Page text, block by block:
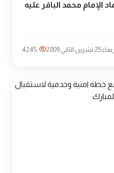
الإمام محمد الباقر عليه
الثاني 2009 4245